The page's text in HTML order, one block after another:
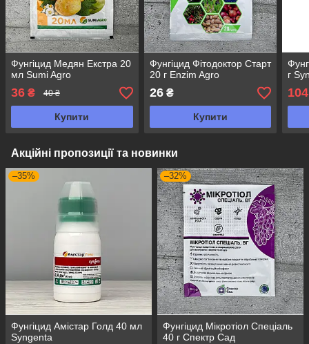
Фунгіцид Медян Екстра 20
мл Sumi Agro
36 ₴ 40 ₴
Купити
Фунгіцид Фітодоктор Старт
20 г Enzim Agro
26₴
Купити
г
104
Акційні пропозиції та новинки
–35%
Фунгіцид Амістар Голд 40 мл
Syngenta
–32%
Фунгіцид Мікротіол Спеціаль
40 г Спектр Сад